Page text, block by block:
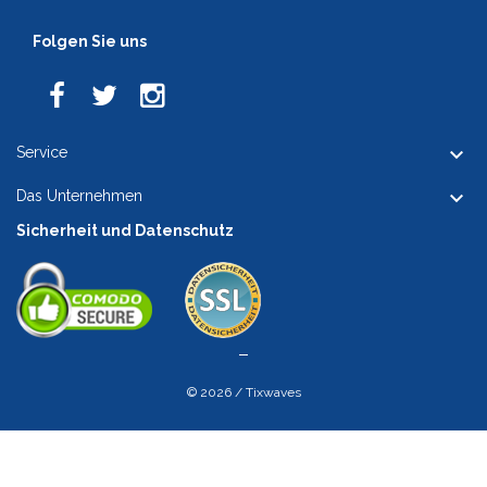
Folgen Sie uns
Service 
Das Unternehmen 
Sicherheit und Datenschutz
© 2026 / Tixwaves